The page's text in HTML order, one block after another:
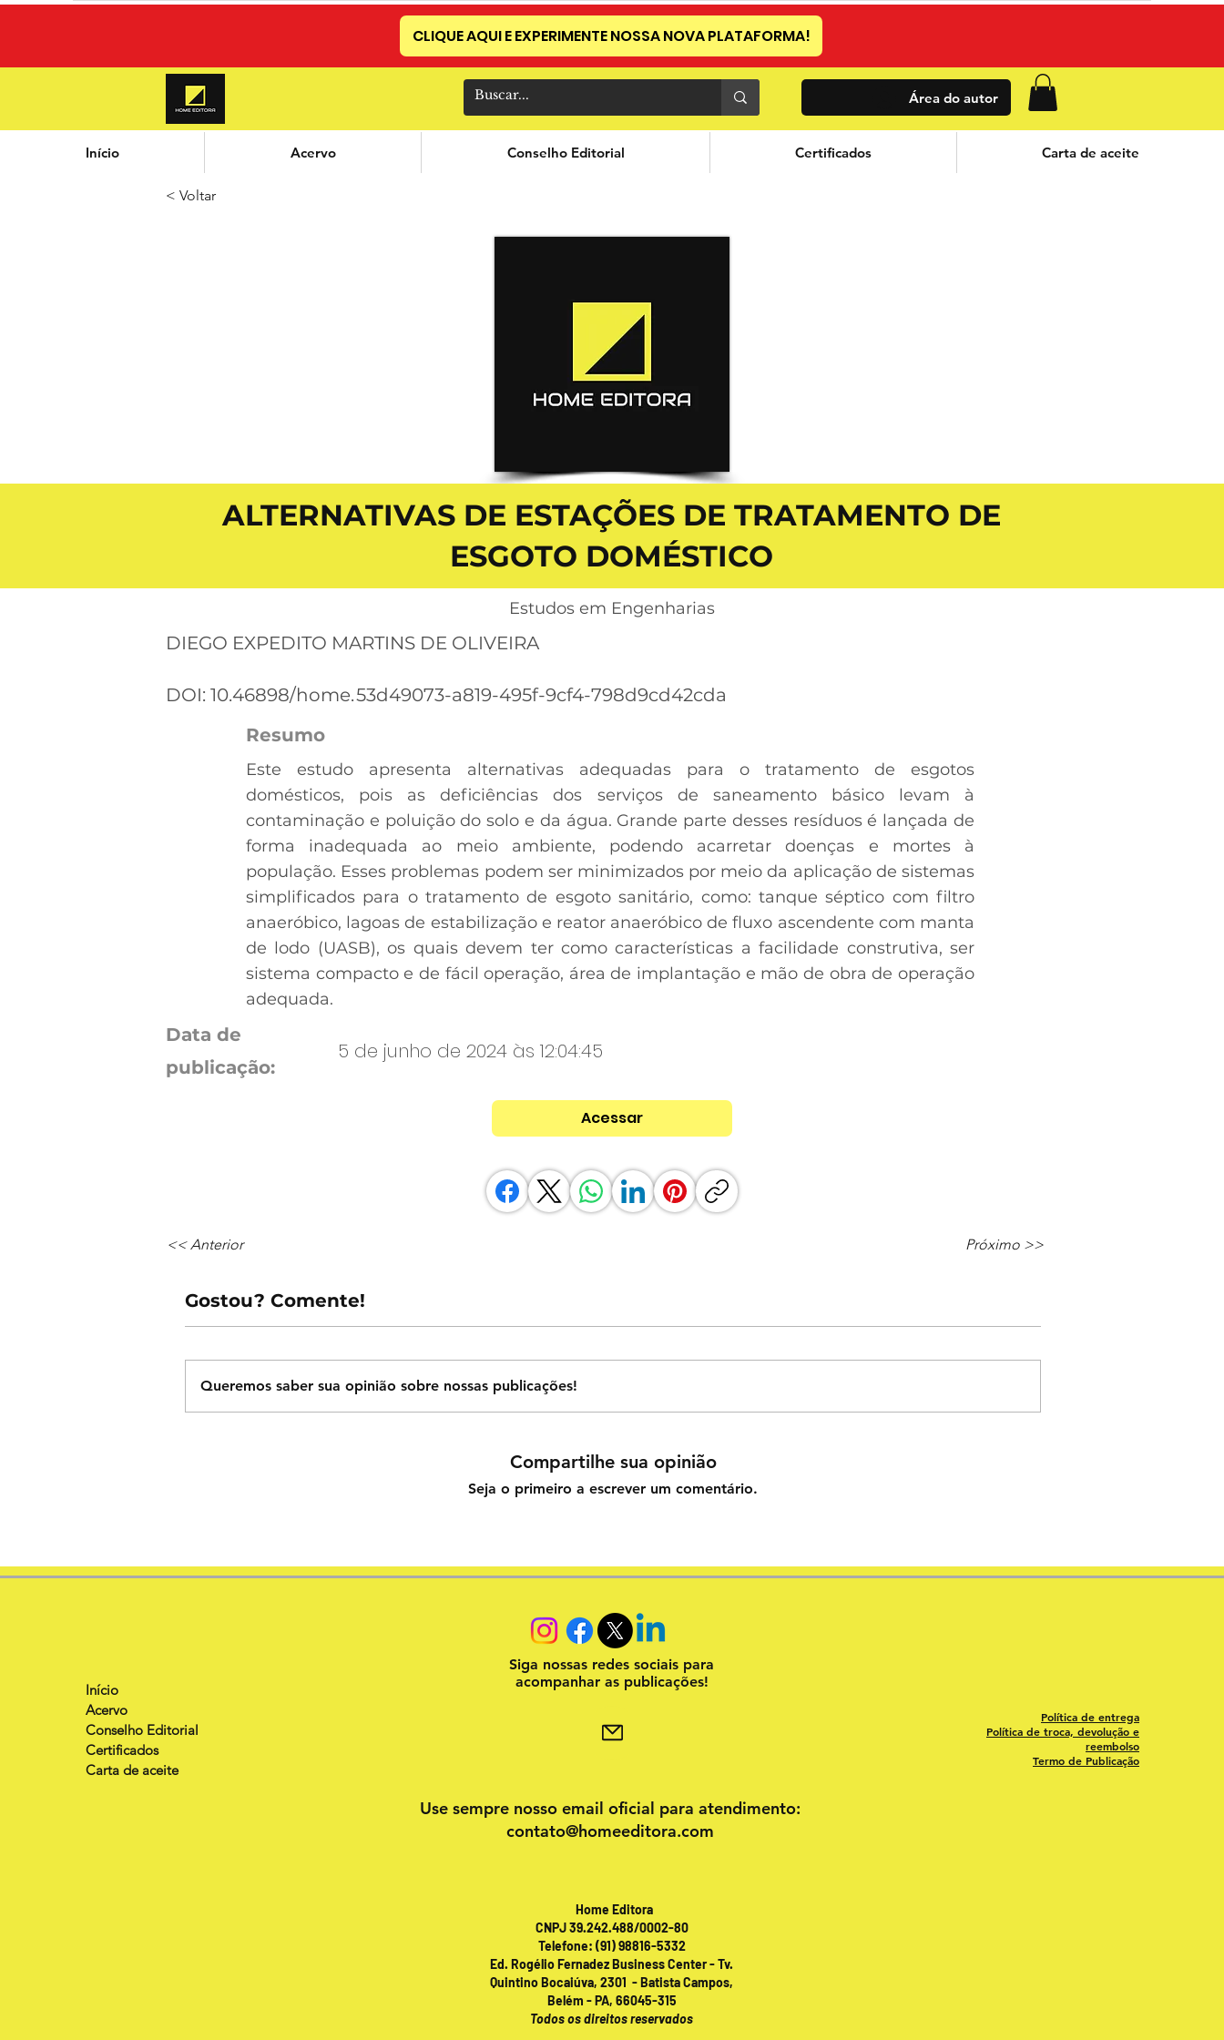
Área do autor
CLIQUE AQUI E EXPERIMENTE NOSSA NOVA PLATAFORMA!
Início Acervo Conselho Editorial Certificados Carta de aceite
< Voltar
ALTERNATIVAS DE ESTAÇÕES DE TRATAMENTO DE
ESGOTO DOMÉSTICO
Estudos em Engenharias
DIEGO EXPEDITO MARTINS DE OLIVEIRA
DOI: 10.46898/home.53d49073-a819-495f-9cf4-798d9cd42cda
Resumo
Este estudo apresenta alternativas adequadas para o tratamento de esgotos
domésticos, pois as deficiências dos serviços de saneamento básico levam à
contaminação e poluição do solo e da água. Grande parte desses resíduos é lançada de
forma inadequada ao meio ambiente, podendo acarretar doenças e mortes à
população. Esses problemas podem ser minimizados por meio da aplicação de sistemas
simplificados para o tratamento de esgoto sanitário, como: tanque séptico com filtro
anaeróbico, lagoas de estabilização e reator anaeróbico de fluxo ascendente com manta
de lodo (UASB), os quais devem ter como características a facilidade construtiva, ser
sistema compacto e de fácil operação, área de implantação e mão de obra de operação
adequada.
Data de
publicação:
5 de junho de 2024 às 12:04:45
Acessar
<< Anterior Próximo >>
Gostou? Comente!
Queremos saber sua opinião sobre nossas publicações!
Compartilhe sua opinião
Seja o primeiro a escrever um comentário.
Início
Acervo
Conselho Editorial
Certificados
Carta de aceite
Siga nossas redes sociais para
acompanhar as publicações!
Política de entrega
Política de troca, devolução e
reembolso
Termo de Publicação
Use sempre nosso email oficial para atendimento:
contato@homeeditora.com
Home Editora
CNPJ 39.242.488/0002-80
Telefone: (91) 98816-5332
Ed. Rogélio Fernadez Business Center - Tv.
Quintino Bocaiúva, 2301 - Batista Campos,
Belém - PA, 66045-315
Todos os direitos reservados